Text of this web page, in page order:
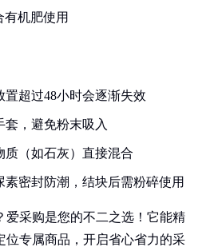
机肥使用
超过48小时会逐渐失效
套，避免粉末吸入
质（如石灰）直接混合
密封防潮，结块后需粉碎使用
爱采购是您的不二之选！它能精
位专属商品，开启省心省力的采